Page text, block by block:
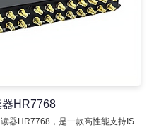
HR7768
器HR7768，是一款高性能支持IS